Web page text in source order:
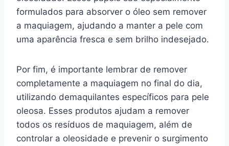
formulados para absorver o óleo sem remover
a maquiagem, ajudando a manter a pele com
uma aparência fresca e sem brilho indesejado.
Por fim, é importante lembrar de remover
completamente a maquiagem no final do dia,
utilizando demaquilantes específicos para pele
oleosa. Esses produtos ajudam a remover
todos os resíduos de maquiagem, além de
controlar a oleosidade e prevenir o surgimento